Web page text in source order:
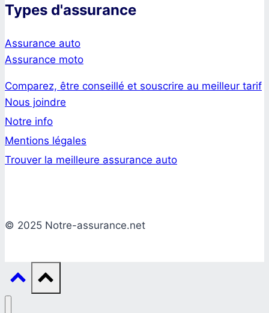
Types d'assurance
Assurance auto
Assurance moto
Comparez, être conseillé et souscrire au meilleur tarif
Nous joindre
Notre info
Mentions légales
Trouver la meilleure assurance auto
© 2025 Notre-assurance.net